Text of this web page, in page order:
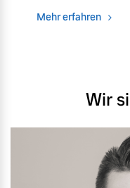
Mehr erfahren
Wir